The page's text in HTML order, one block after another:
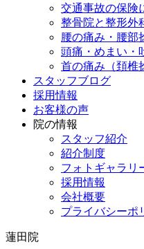
交通事故の保険
整骨院と整形外
腰の痛み・腰部
頭痛・めまい・
首の痛み（頚椎
スタッフブログ
採用情報
お客様の声
院の情報
スタッフ紹介
紹介制度
フォトギャラリ
採用情報
会社概要
プライバシーポ
蓮田院